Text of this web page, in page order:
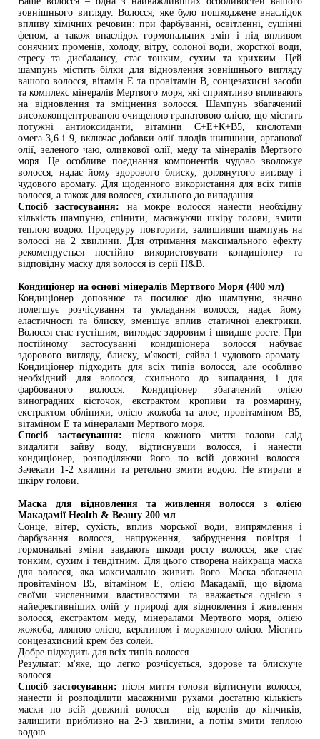
зовнішнього вигляду. Волосся, яке було пошкоджене внаслідок
впливу хімічних речовин: при фарбуванні, освітленні, сушінні
феном, а також внаслідок гормональних змін і під впливом
сонячних променів, холоду, вітру, солоної води, жорсткої води,
стресу та дисбалансу, стає тонким, сухим та крихким. Цей
шампунь містить білки для відновлення зовнішнього вигляду
вашого волосся, вітамін Е та провітамін B, сонцезахисні засоби
та комплекс мінералів Мертвого моря, які сприятливо впливають
на відновлення та зміцнення волосся. Шампунь збагачений
висококонцентрованою очищеною гранатовою олією, що містить
потужні антиоксиданти, вітаміни С+Е+К+В5, кислотами
омега-3,6 і 9, включає добавки олії плодів шипшини, арганової
олії, зеленого чаю, оливкової олії, меду та мінералів Мертвого
моря. Це особливе поєднання компонентів чудово зволожує
волосся, надає йому здорового блиску, доглянутого вигляду і
чудового аромату. Для щоденного використання для всіх типів
волосся, а також для волосся, схильного до випадання.
Спосіб застосування: на мокре волосся нанести необхідну
кількість шампуню, спінити, масажуючи шкіру голови, змити
теплою водою. Процедуру повторити, залишивши шампунь на
волоссі на 2 хвилини. Для отримання максимального ефекту
рекомендується постійно використовувати кондиціонер та
відповідну маску для волосся із серії Н&В.
Кондиціонер на основі мінералів Мертвого Моря (400 мл)
Кондиціонер доповнює та посилює дію шампуню, значно
полегшує розчісування та укладання волосся, надає йому
еластичності та блиску, зменшує вплив статичної електрики.
Волосся стає густішим, виглядає здоровим і швидше росте. При
постійному застосуванні кондиціонера волосся набуває
здорового вигляду, блиску, м'якості, сяйва і чудового аромату.
Кондиціонер підходить для всіх типів волосся, але особливо
необхідний для волосся, схильного до випадання, і для
фарбованого волосся. Кондиціонер збагачений олією
виноградних кісточок, екстрактом кропиви та розмарину,
екстрактом обліпихи, олією жожоба та алое, провітаміном В5,
вітаміном Е та мінералами Мертвого моря.
Спосіб застосування: після кожного миття голови слід
видалити зайву воду, відтиснувши волосся, і нанести
кондиціонер, розподіляючи його по всій довжині волосся.
Зачекати 1-2 хвилини та ретельно змити водою. Не втирати в
шкіру голови.
Маска для відновлення та живлення волосся з олією
Макадамії Health & Beauty 200 мл
Сонце, вітер, сухість, вплив морської води, випрямлення і
фарбування волосся, напруження, забруднення повітря і
гормональні зміни завдають шкоди росту волосся, яке стає
тонким, сухим і тендітним. Для цього створена найкраща маска
для волосся, яка максимально живить його. Маска збагачена
провітаміном B5, вітаміном E, олією Макадамії, що відома
своїми численними властивостями та вважається однією з
найефективніших олій у природі для відновлення і живлення
волосся, екстрактом меду, мінералами Мертвого моря, олією
жожоба, лляною олією, кератином і морквяною олією. Містить
сонцезахисний крем без солей.
Добре підходить для всіх типів волосся.
Результат: м'яке, що легко розчісується, здорове та блискуче
волосся.
Спосіб застосування: після миття голови відтиснути волосся,
нанести й розподілити масажними рухами достатню кількість
маски по всій довжині волосся – від коренів до кінчиків,
залишити приблизно на 2-3 хвилини, а потім змити теплою
водою.